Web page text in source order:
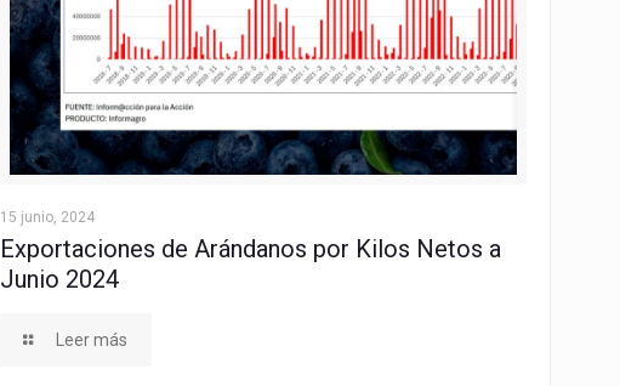
Exportaciones de Arándanos por Kilos Netos a Junio 2024
15 junio, 2024
Exportaciones de Arándanos por Kilos Netos a
Junio 2024
Leer más